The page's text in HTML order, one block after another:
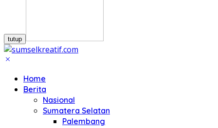
tutup
Home
Berita
Nasional
Sumatera Selatan
Palembang